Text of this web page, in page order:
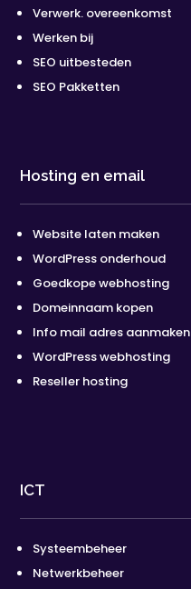
Verwerk. overeenkomst
Werken bij
SEO uitbesteden
SEO Pakketten
Hosting en email
Website laten maken
WordPress onderhoud
Goedkope webhosting
Domeinnaam kopen
Info mail adres aanmaken
WordPress webhosting
Reseller hosting
ICT
Systeembeheer
Netwerkbeheer